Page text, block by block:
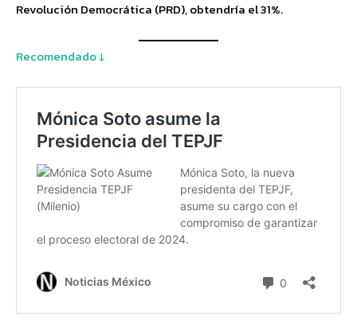
Revolución Democrática (PRD), obtendría el 31%.
Recomendado ↓